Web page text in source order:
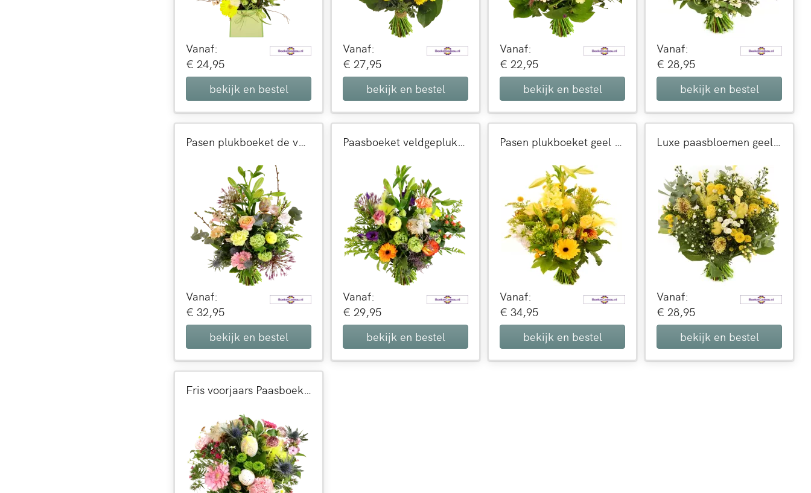
Vanaf:
€ 24,95
bekijk en bestel
Vanaf:
€ 27,95
bekijk en bestel
Vanaf:
€ 22,95
bekijk en bestel
Vanaf:
€ 28,95
bekijk en bestel
Pasen plukboeket de verrassing
Vanaf:
€ 32,95
bekijk en bestel
Paasboeket veldgeplukt geel-paars-lila-oranje
Vanaf:
€ 29,95
bekijk en bestel
Pasen plukboeket geel wit
Vanaf:
€ 34,95
bekijk en bestel
Luxe paasbloemen geel en wit
Vanaf:
€ 28,95
bekijk en bestel
Fris voorjaars Paasboeket